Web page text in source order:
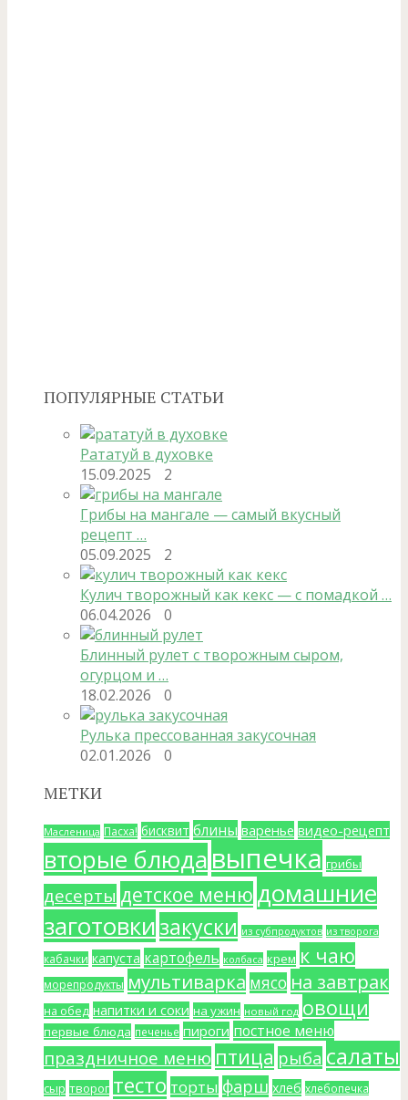
ПОПУЛЯРНЫЕ СТАТЬИ
Рататуй в духовке
15.09.2025
2
Грибы на мангале — самый вкусный
рецепт …
05.09.2025
2
Кулич творожный как кекс — с помадкой …
06.04.2026
0
Блинный рулет с творожным сыром,
огурцом и …
18.02.2026
0
Рулька прессованная закусочная
02.01.2026
0
МЕТКИ
Масленица Пасха! бисквит блины варенье видео-рецепт
вторые блюдавыпечка грибы
десерты детское меню домашние
заготовкизакуски из субпродуктов из творога
кабачки капуста картофель колбаса крем к чаю
морепродукты мультиварка мясо на завтрак
на обед напитки и соки на ужин новый год овощи
первые блюда печенье пироги постное меню
праздничное меню птица рыба салаты
сыр творог тесто торты фарш хлеб хлебопечка